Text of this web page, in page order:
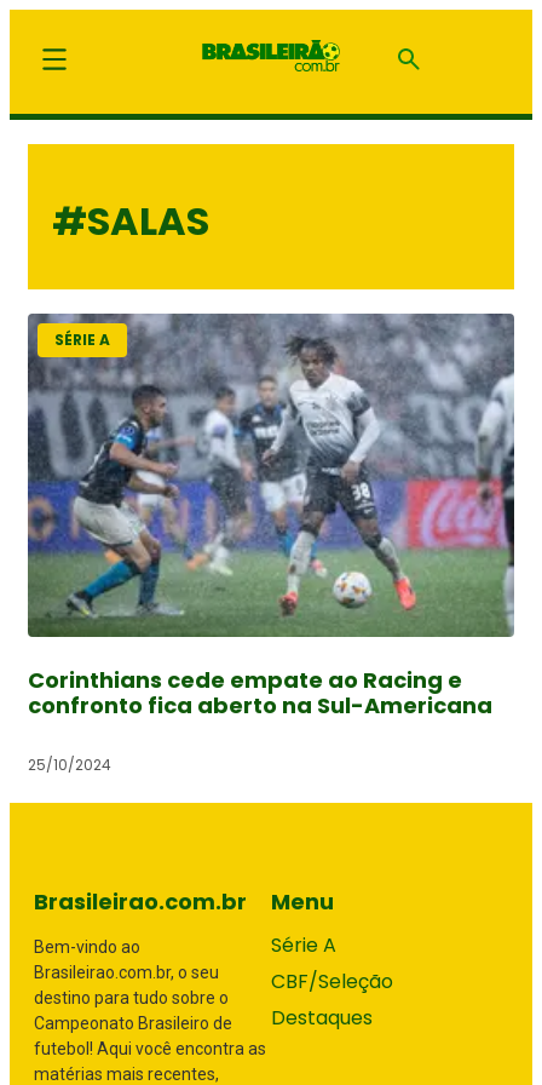
#SALAS
SÉRIE A
Corinthians cede empate ao Racing e
confronto fica aberto na Sul-Americana
25/10/2024
Brasileirao.com.br
Bem-vindo ao
Brasileirao.com.br, o seu
destino para tudo sobre o
Campeonato Brasileiro de
futebol! Aqui você encontra as
matérias mais recentes,
Menu
Série A
CBF/Seleção
Destaques